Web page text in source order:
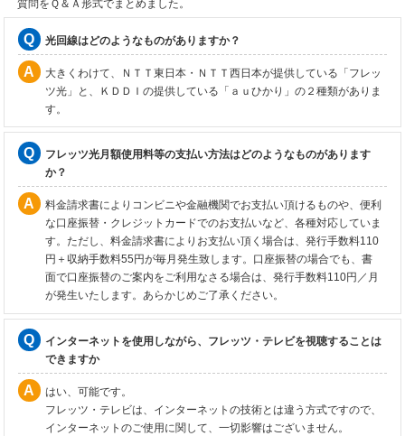
質問をＱ＆Ａ形式でまとめました。
光回線はどのようなものがありますか？
大きくわけて、ＮＴＴ東日本・ＮＴＴ西日本が提供している「フレッ
ツ光」と、ＫＤＤＩの提供している「ａｕひかり」の２種類がありま
す。
フレッツ光月額使用料等の支払い方法はどのようなものがあります
か？
料金請求書によりコンビニや金融機関でお支払い頂けるものや、便利
な口座振替・クレジットカードでのお支払いなど、各種対応していま
す。ただし、料金請求書によりお支払い頂く場合は、発行手数料110
円＋収納手数料55円が毎月発生致します。口座振替の場合でも、書
面で口座振替のご案内をご利用なさる場合は、発行手数料110円／月
が発生いたします。あらかじめご了承ください。
インターネットを使用しながら、フレッツ・テレビを視聴することは
できますか
はい、可能です。
フレッツ・テレビは、インターネットの技術とは違う方式ですので、
インターネットのご使用に関して、一切影響はございません。